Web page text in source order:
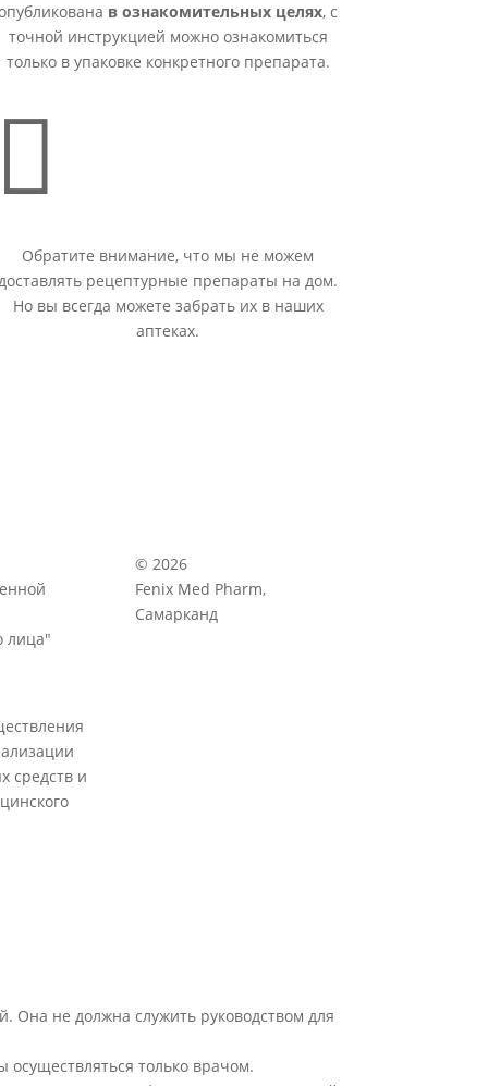
в ознакомительных целях, с
точной инструкцией можно ознакомиться
только в упаковке конкретного препарата.
Обратите внимание, что мы не можем
рецептурные препараты на дом.
Но вы всегда можете забрать их в наших
аптеках.
лица"
средств и
© 2026
Fenix Med Pharm,
Самарканд
Она не должна служить руководством для
только врачом.